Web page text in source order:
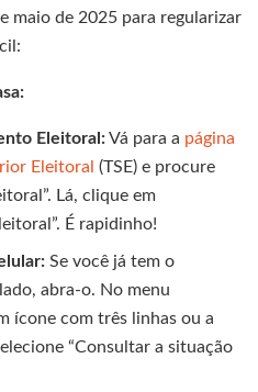
maio de 2025 para regularizar
Eleitoral:Vá para a página
Eleitoral (TSE) e procure
Lá, clique em
É rapidinho!
Se você já tem o
abra-o. No menu
ícone com três linhas ou a
“Consultar a situação